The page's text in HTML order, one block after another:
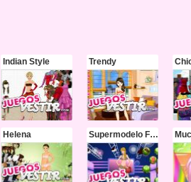
Indian Style Trendy
Helena Supermodelo Fashion